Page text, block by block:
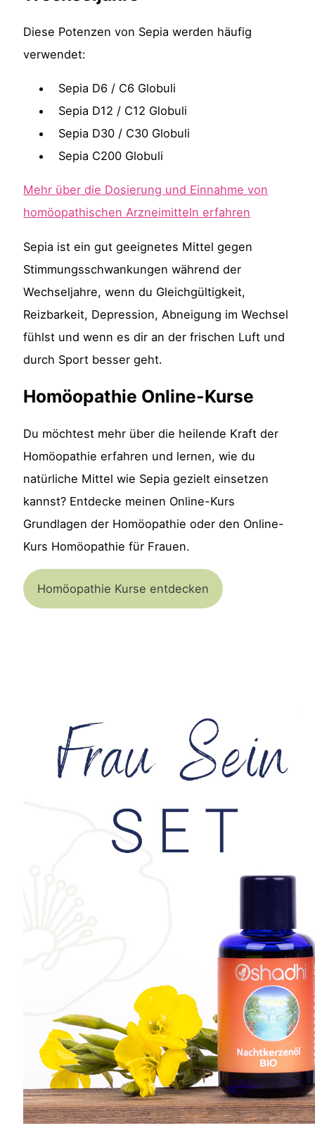
Diese Potenzen von Sepia werden häufig
verwendet:
Sepia D6 / C6 Globuli
Sepia D12 / C12 Globuli
Sepia D30 / C30 Globuli
Sepia C200 Globuli
Mehr über die Dosierung und Einnahme von
homöopathischen Arzneimitteln erfahren
Sepia ist ein gut geeignetes Mittel gegen
Stimmungsschwankungen während der
Wechseljahre, wenn du Gleichgültigkeit,
Reizbarkeit, Depression, Abneigung im Wechsel
fühlst und wenn es dir an der frischen Luft und
durch Sport besser geht.
Homöopathie Online-Kurse
Du möchtest mehr über die heilende Kraft der
Homöopathie erfahren und lernen, wie du
natürliche Mittel wie Sepia gezielt einsetzen
kannst? Entdecke meinen Online-Kurs
Grundlagen der Homöopathie oder den Online-
Kurs Homöopathie für Frauen.
Homöopathie Kurse entdecken